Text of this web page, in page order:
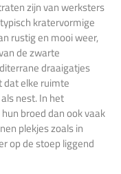
zijn van werksters
kratervormige
rustig en mooi weer,
de zwarte
draaigatjes
dat elke ruimte
nest. In het
broed dan ook vaak
plekjes zoals in
op de stoep liggend